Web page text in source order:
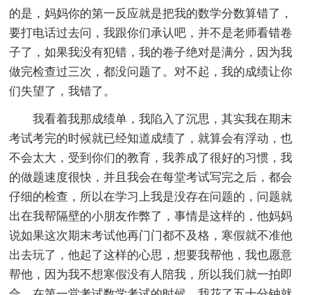
的是，妈妈你的第一反应就是把我的数学分数算错了，
要打电话过去问，我跟你们承认吧，并不是老师看错卷
子了，如果我没有犯错，我的卷子绝对是满分，因为我
做完检查过三次，都没问题了。对不起，我的成绩让你
们失望了，我错了。
我看着我那成绩单，我陷入了沉思，其实我在期末
考试考完的时候就已经知道成绩了，就算会有浮动，也
不会太大，受到你们的教育，我养成了很好的习惯，我
的做题速度很快，并且我会在每堂考试写完之后，都会
仔细的检查，所以在学习上我是没存在问题的，问题就
出在我帮隔壁的小朋友作弊了，事情是这样的，他妈妈
说如果这次期末考试他再门门都不及格，寒假就不准他
出去玩了，他起了这样的心思，想要我帮他，我也愿意
帮他，因为我不想寒假没有人陪我，所以我们就一拍即